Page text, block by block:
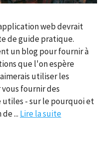
web devrait
de guide pratique.
un blog pour fournir à
que l'on espère
utiliser les
fournir des
- sur le pourquoi et
... Lire la suite